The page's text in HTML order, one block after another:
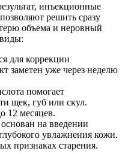
инъекционные
решить сразу
объема и неровный
для коррекции
заметен уже через неделю
помогает
щек, губ или скул.
12 месяцев.
на введении
увлажнения кожи.
признаках старения.